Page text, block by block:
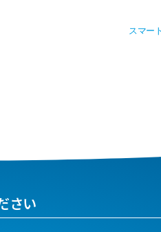
スマー
さい